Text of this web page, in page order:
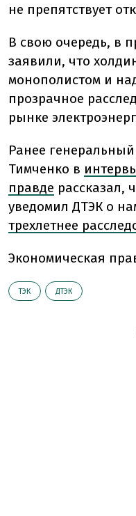
не препятствует
В свою очередь, в
заявили, что
монополистом и
прозрачное
рынке
Ранее
Тимченко в
правде рассказал,
уведомил ДТЭК о
трехлетнее
Экономическая
ТЭК ДТЭК